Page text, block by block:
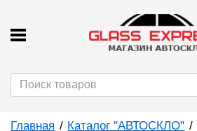
Главная Каталог "АВТОСКЛО"